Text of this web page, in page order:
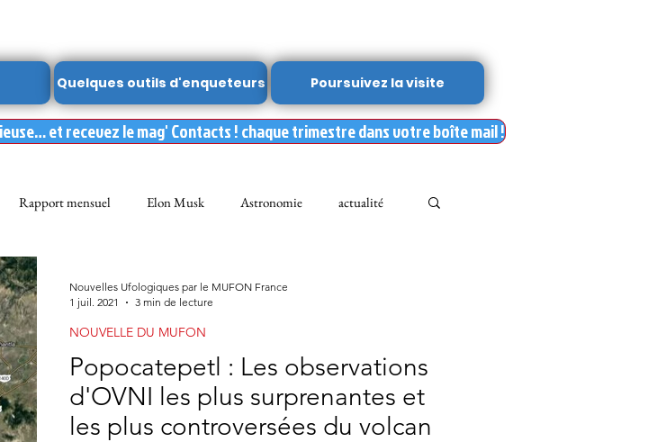
Quelques outils d'enqueteurs Poursuivez la visite
et recevez le mag' Contacts ! chaque trimestre dans votre boîte mail !
Rapport mensuel Elon Musk Astronomie actualité
témoin article Gildas Bourdais Statistiques mensuels
Popocatepetl : Les observations
d'OVNI les plus surprenantes et
les plus controversées du volcan
NOUVELLE DU MUFON
Nouvelles Ufologiques par le MUFON France
1 juil. 2021
3 min de lecture